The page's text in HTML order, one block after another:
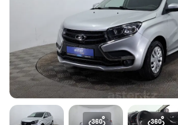
Для этого авто доступен отчёт
Предоставим подробную информацию
техническое состояние, пробег,
юридическая проверка по базам РК и
Купить отчёт за